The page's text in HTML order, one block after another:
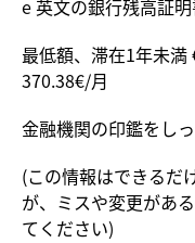
e 英文の銀行残高証
最低額、滞在1年未
370.38€/月
金融機関の印鑑をし
(この情報はできるだ
が、ミスや変更があ
てください)